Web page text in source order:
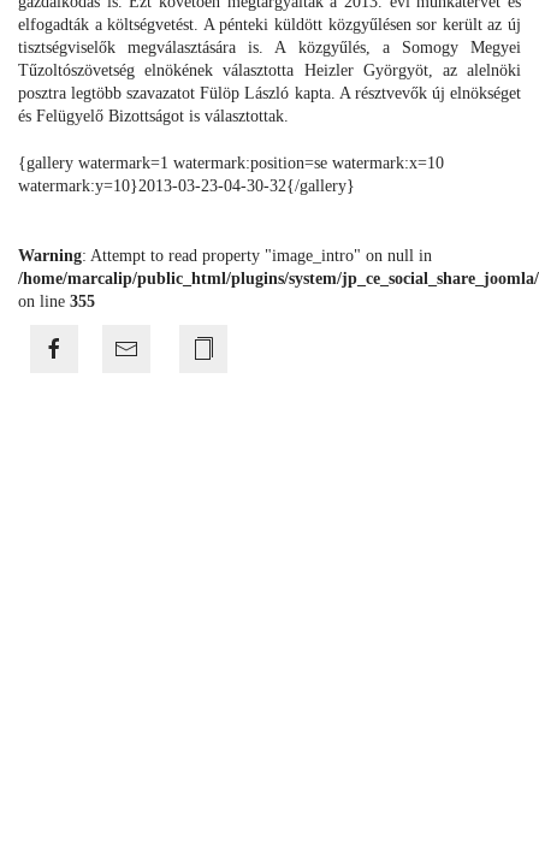
elfogadták a költségvetést. A pénteki küldött közgyűlésen sor került az új
tisztségviselők megválasztására is. A közgyűlés, a Somogy Megyei
Tűzoltószövetség elnökének választotta Heizler Györgyöt, az alelnöki
posztra legtöbb szavazatot Fülöp László kapta. A résztvevők új elnökséget
és Felügyelő Bizottságot is választottak.
{gallery watermark=1 watermark:position=se watermark:x=10
watermark:y=10}2013-03-23-04-30-32{/gallery}
Warning: Attempt to read property "image_intro" on null in
/home/marcalip/public_html/plugins/system/
on line 355